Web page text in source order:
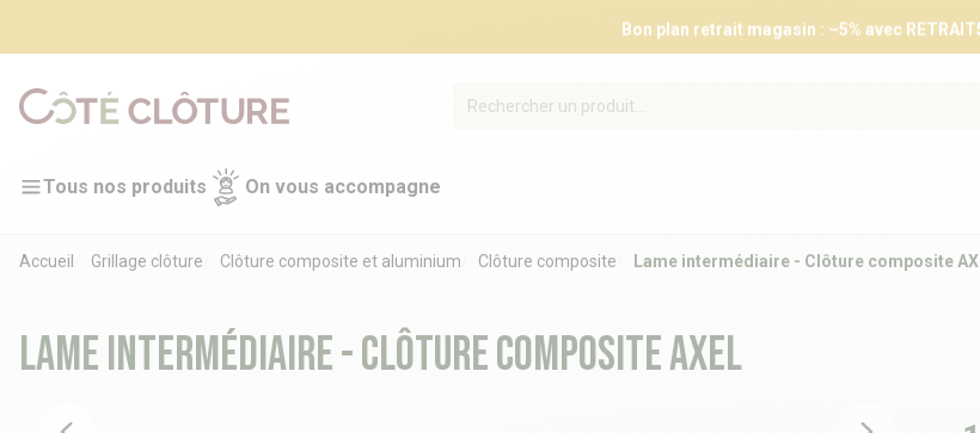
Bon plan retrait magasin : –5% avec
Tous nos produits On vous accompagne
Accueil Grillage clôture Clôture composite et aluminium Clôture composite Lame intermédiaire - Clôture composite
Lame intermédiaire - Clôture composite AXEL